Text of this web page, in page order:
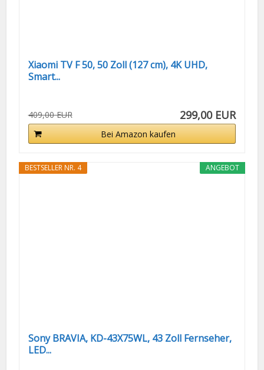
Xiaomi TV F 50, 50 Zoll (127 cm), 4K UHD,
Smart...
409,00 EUR 299,00 EUR
Bei Amazon kaufen
ANGEBOT
BESTSELLER NR. 4
Sony BRAVIA, KD-43X75WL, 43 Zoll Fernseher,
LED...